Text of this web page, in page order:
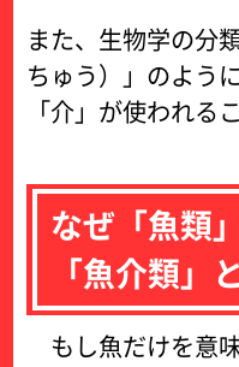
また、生物学の分
ちゅう）」のよう
「介」が使われる
なぜ「魚類
「魚介類」
もし魚だけを意